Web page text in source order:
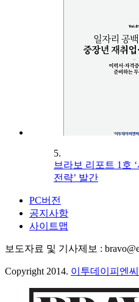
5.
브라보 리포트 1호
전략’ 발간
PC버전
공지사항
사이트맵
보도자료 및 기사제보 :
Copyright 2014. 이투데이피엔씨